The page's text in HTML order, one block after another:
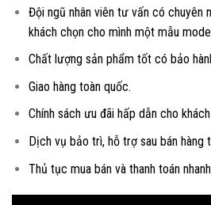
Đội ngũ nhân viên tư vấn có chuyên
khách chọn cho mình một mẫu
Chất lượng sản phẩm tốt có bảo
Giao hàng toàn quốc.
Chính sách ưu đãi hấp dẫn cho
Dịch vụ bảo trì, hỗ trợ sau bán hàng
Thủ tục mua bán và thanh toán